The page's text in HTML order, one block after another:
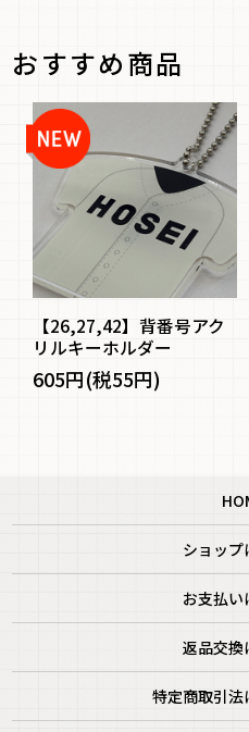
おすすめ商品
【26,27,42】背番号アク
リルキーホルダー
605円(税55円)
ショップ
お支払い
返品交換
特定商取引